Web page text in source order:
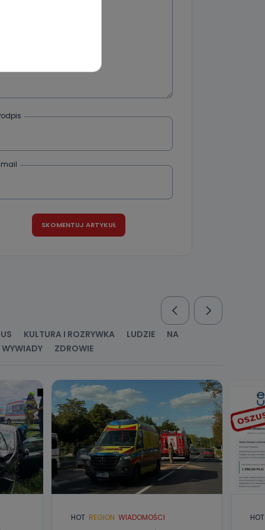
oraz
Wolności
od
KULTURA I ROZRYWKA LUDZIE
NA
WYWIADY ZDROWIE
HOT REGION WIADOMOŚCI HOT